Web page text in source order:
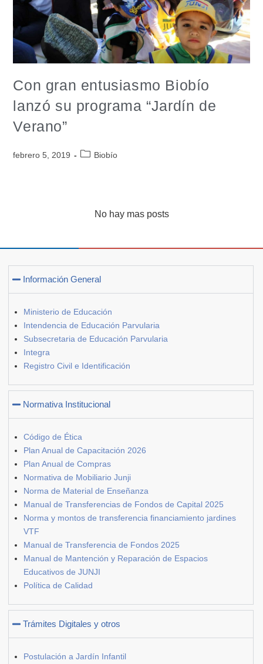
Con gran entusiasmo Biobío
lanzó su programa “Jardín de
Verano”
febrero 5, 2019 Biobío
No hay mas posts
Información General
Ministerio de Educación
Intendencia de Educación Parvularia
Subsecretaria de Educación Parvularia
Integra
Registro Civil e Identificación
Normativa Institucional
Código de Ética
Plan Anual de Capacitación 2026
Plan Anual de Compras
Normativa de Mobiliario Junji
Norma de Material de Enseñanza
Manual de Transferencias de Fondos de Capital 2025
Norma y montos de transferencia financiamiento jardines
VTF
Manual de Transferencia de Fondos 2025
Manual de Mantención y Reparación de Espacios
Educativos de JUNJI
Política de Calidad
Trámites Digitales y otros
Postulación a Jardín Infantil